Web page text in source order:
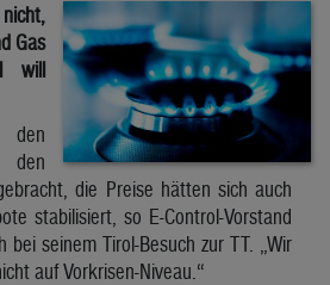
Gas
will
den
die Preise hätten sich auch
stabilisiert, so E-Control-Vorstand
bei seinem Tirol-Besuch zur TT. „Wir
auf Vorkrisen-Niveau.“